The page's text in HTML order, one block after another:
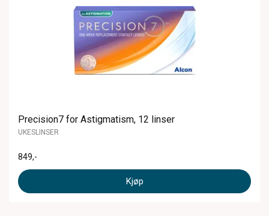
Precision7 for Astigmatism, 12 linser
UKESLINSER
849,-
Kjøp